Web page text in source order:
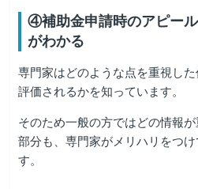
④補助金申請時のアピー
がわかる
専門家はどのような点を重視し
評価されるかを知っています。
そのため一般の方ではどの情報
部分も、専門家がメリハリをつ
す。